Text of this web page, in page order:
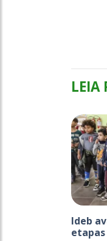
LEIA
Ideb
etapas